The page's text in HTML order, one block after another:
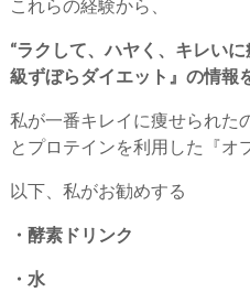
これらの経験から、
“ラクして、ハヤく、キレい
級ずぼらダイエット』の情報
私が一番キレイに痩せられた
とプロテインを利用した『オ
以下、私がお勧めする
・酵素ドリンク
・水